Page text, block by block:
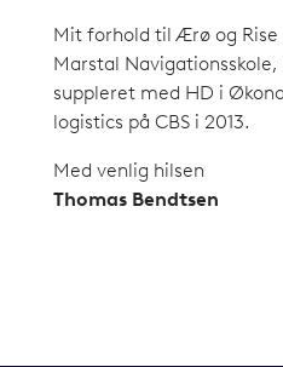
Mit forhold til Ærø og Rise
Marstal
suppleret med HD i
logistics på CBS i 2013.
Med venlig hilsen
Thomas Bendtsen